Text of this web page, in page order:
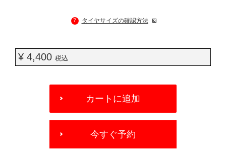
? タイヤサイズの確認方法
¥ 4,400 税込
OPTIONS
カートに追加
今すぐ予約